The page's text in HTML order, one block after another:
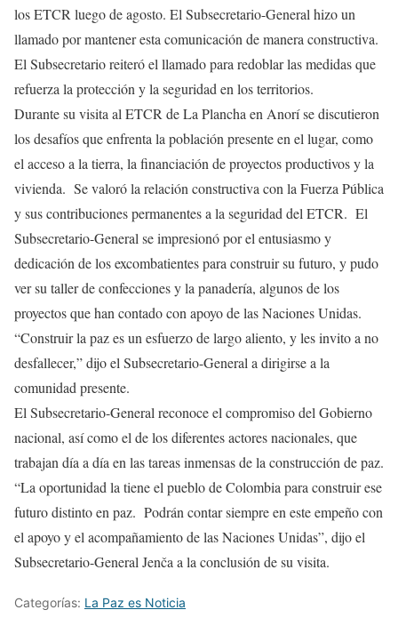
los ETCR luego de agosto. El Subsecretario-General hizo un
llamado por mantener esta comunicación de manera constructiva.
El Subsecretario reiteró el llamado para redoblar las medidas que
refuerza la protección y la seguridad en los territorios.
Durante su visita al ETCR de La Plancha en Anorí se discutieron
los desafíos que enfrenta la población presente en el lugar, como
el acceso a la tierra, la financiación de proyectos productivos y la
vivienda. Se valoró la relación constructiva con la Fuerza Pública
y sus contribuciones permanentes a la seguridad del ETCR. El
Subsecretario-General se impresionó por el entusiasmo y
dedicación de los excombatientes para construir su futuro, y pudo
ver su taller de confecciones y la panadería, algunos de los
proyectos que han contado con apoyo de las Naciones Unidas.
“Construir la paz es un esfuerzo de largo aliento, y les invito a no
desfallecer,” dijo el Subsecretario-General a dirigirse a la
comunidad presente.
El Subsecretario-General reconoce el compromiso del Gobierno
nacional, así como el de los diferentes actores nacionales, que
trabajan día a día en las tareas inmensas de la construcción de paz.
“La oportunidad la tiene el pueblo de Colombia para construir ese
futuro distinto en paz. Podrán contar siempre en este empeño con
el apoyo y el acompañamiento de las Naciones Unidas”, dijo el
Subsecretario-General Jenča a la conclusión de su visita.
Categorías: La Paz es Noticia